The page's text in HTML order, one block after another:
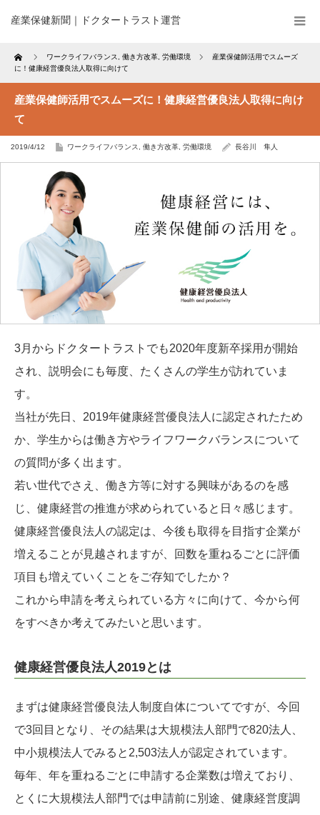
産業保健新聞｜ドクタートラスト運営
Home ワークライフバランス 働き方改革 労働環境
産業保健師活用でスムーズ
に！健康経営優良法人取得に向けて
産業保健師活用でスムーズに！健康経営優良法人取得に向け
て
2019/4/12 ワークライフバランス 働き方改革 労働環境 長谷川 隼人
3月からドクタートラストでも2020年度新卒採用が開始
され、説明会にも毎度、たくさんの学生が訪れていま
す。
当社が先日、2019年健康経営優良法人に認定されたため
か、学生からは働き方やライフワークバランスについて
の質問が多く出ます。
若い世代でさえ、働き方等に対する興味があるのを感
じ、健康経営の推進が求められていると日々感じます。
健康経営優良法人の認定は、今後も取得を目指す企業が
増えることが見越されますが、回数を重ねるごとに評価
項目も増えていくことをご存知でしたか？
これから申請を考えられている方々に向けて、今から何
をすべきか考えてみたいと思います。
健康経営優良法人2019とは
まずは健康経営優良法人制度自体についてですが、今回
で3回目となり、その結果は大規模法人部門で820法人、
中小規模法人でみると2,503法人が認定されています。
毎年、年を重ねるごとに申請する企業数は増えており、
とくに大規模法人部門では申請前に別途、健康経営度調